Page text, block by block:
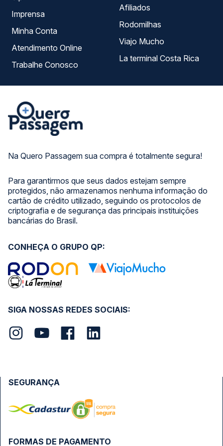
Na Quero Passagem sua compra é totalmente segura!
Para garantirmos que seus dados estejam sempre
protegidos, não armazenamos nenhuma informação do
cartão de crédito utilizado, seguindo os protocolos de
criptografia e de segurança das principais instituições
bancárias do Brasil.
Imprensa
Minha Conta
Atendimento Online
Trabalhe Conosco
Afiliados
Rodomilhas
Viajo Mucho
La terminal Costa Rica
SIGA NOSSAS REDES SOCIAIS:
CONHEÇA O GRUPO QP:
FORMAS DE PAGAMENTO
SEGURANÇA